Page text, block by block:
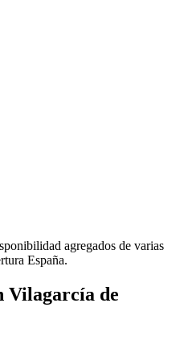
agregados de varias
España.
Vilagarcía de